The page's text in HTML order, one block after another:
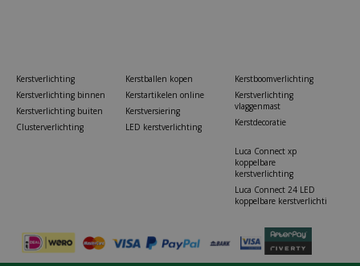
Kerstverlichting
Kerstverlichting binnen
Kerstverlichting buiten
Clusterverlichting
Kerstballen kopen
Kerstartikelen online
Kerstversiering
LED kerstverlichting
Kerstboomverlichting
Kerstverlichting
vlaggenmast
Kerstdecoratie
Luca Connect xp
koppelbare
kerstverlichting
Luca Connect 24 LED
koppelbare kerstverlichti